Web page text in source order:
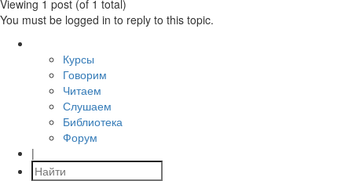
Viewing 1 post (of 1 total)
You must be logged in to reply to this topic.
Курсы
Говорим
Читаем
Слушаем
Библиотека
Форум
|